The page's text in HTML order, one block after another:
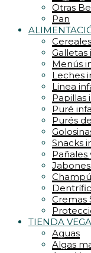
Patés
Platos
Postres
Sal
Salsas
Soja
Sopas
Tofu
Tortillas
Tortitas
Vinagres
Zumos
Otras
Pan
Pastas
pastas y
Patés
Postres
Sal
Salsas
Soja
Sopas
Tes
Tofu
Tortillas
Tortitas
Vinagres
Galletas
Menús
Leches
Linea
Papillas
Puré
Purés
Snacks
Pañales
Cremas
TIENDA
Aguas
Algas